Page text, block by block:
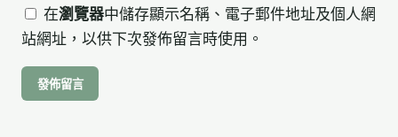
在瀏覽器中儲存顯示名稱、電子郵件地址及個人網
站網址，以供下次發佈留言時使用。